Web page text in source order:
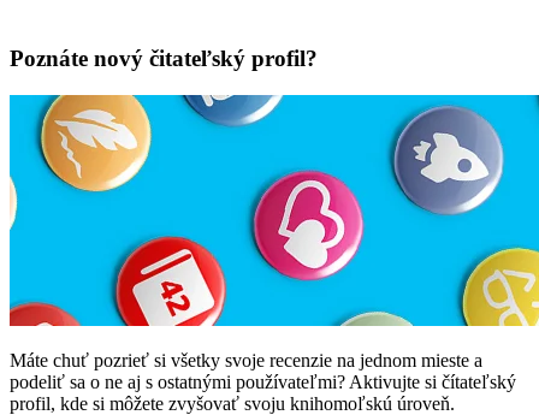
Poznáte nový čitateľský profil?
Máte chuť pozrieť si všetky svoje recenzie na jednom mieste a
podeliť sa o ne aj s ostatnými používateľmi? Aktivujte si čítateľský
profil, kde si môžete zvyšovať svoju knihomoľskú úroveň.